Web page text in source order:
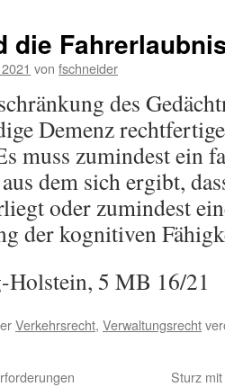
die
von fschneider
des
Demenz
muss zumindest ein
dem sich ergibt,
oder zumindest
der kognitiven
Holstein, 5 MB 16/21
Verkehrsrecht, Verwaltungsrecht
Sturz